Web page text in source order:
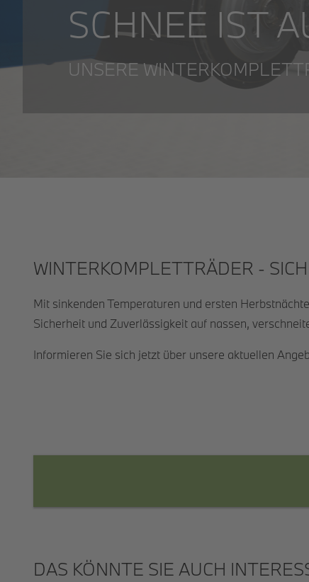
SCHNEE IST
UNSERE
WINTERKOMPLETTRÄDER -
Mit sinkenden Temperaturen und ersten
Sicherheit und Zuverlässigkeit auf nassen,
Informieren Sie sich jetzt über unsere aktuellen
DAS KÖNNTE SIE AUCH